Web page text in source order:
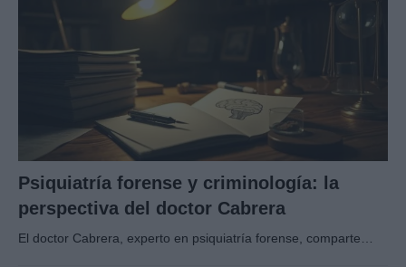
Psiquiatría forense y criminología: la
perspectiva del doctor Cabrera
El doctor Cabrera, experto en psiquiatría forense, comparte…